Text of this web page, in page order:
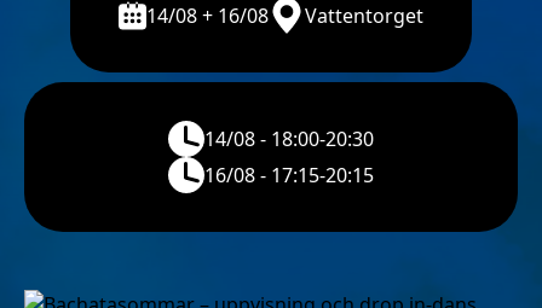
14/08 + 16/08 Vattentorget
14/08 - 18:00-20:30
16/08 - 17:15-20:15